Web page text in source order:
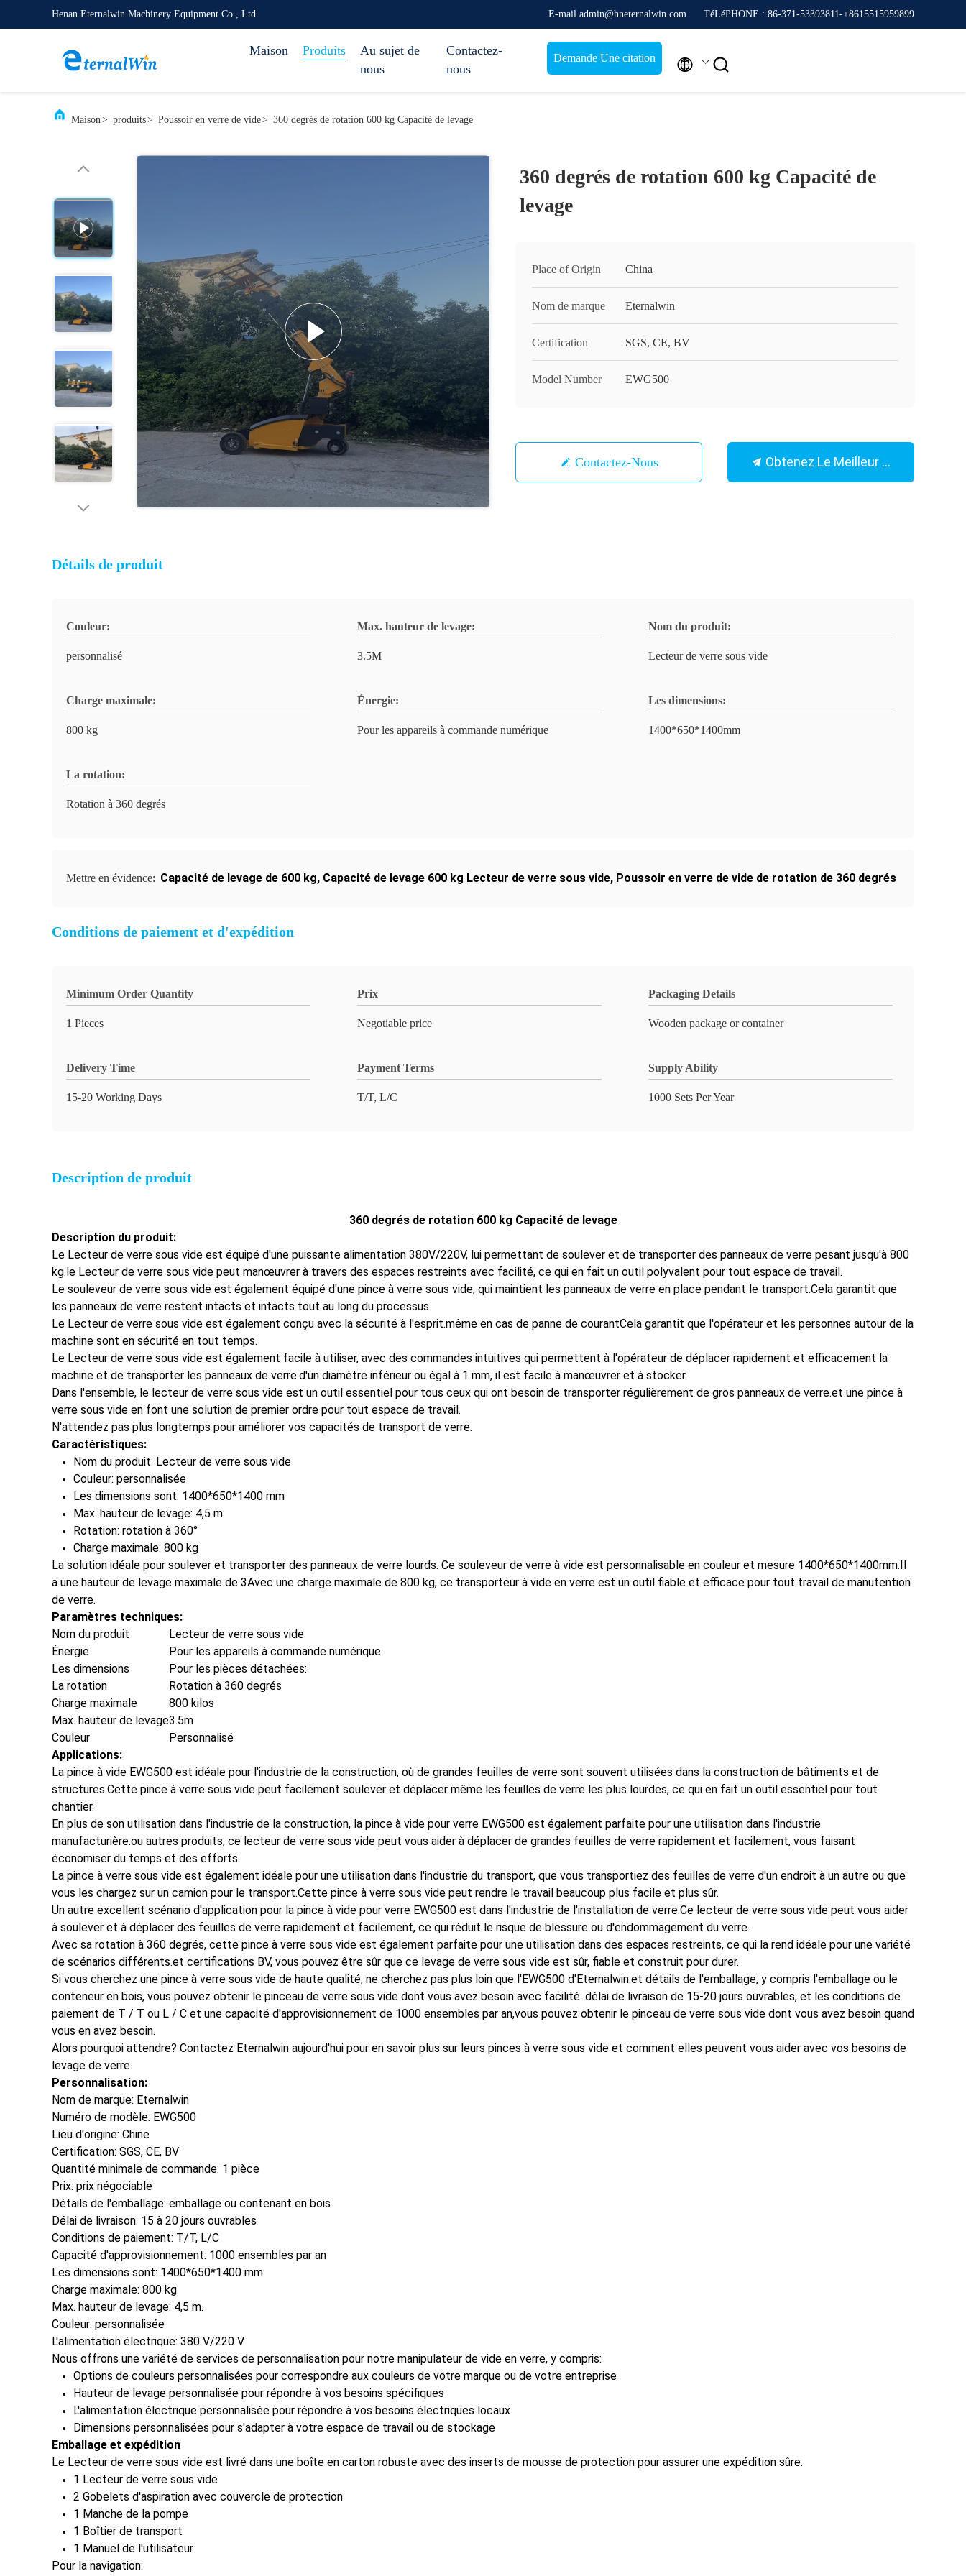
Henan Eternalwin Machinery Equipment Co., Ltd. E-mail admin@hneternalwin.com TéLéPHONE : 86-371-53393811-+8615515959899
Maison Produits
Au sujet de
nous
Contactez-
nous
Demande Une citation  
Maison> produits> Poussoir en verre de vide> 360 degrés de rotation 600 kg Capacité de levage
360 degrés de rotation 600 kg Capacité de
levage
Place of Origin China
Nom de marque Eternalwin
Certification SGS, CE, BV
Model Number EWG500
Contactez-Nous Obtenez Le Meilleur Prix
Détails de produit
Couleur:
personnalisé
Max. hauteur de levage:
3.5M
Nom du produit:
Lecteur de verre sous vide
Charge maximale:
800 kg
Énergie:
Pour les appareils à commande numérique
Les dimensions:
1400*650*1400mm
La rotation:
Rotation à 360 degrés
Mettre en évidence: Capacité de levage de 600 kg, Capacité de levage 600 kg Lecteur de verre sous vide, Poussoir en verre de vide de rotation de 360 degrés
Conditions de paiement et d'expédition
Minimum Order Quantity
1 Pieces
Prix
Negotiable price
Packaging Details
Wooden package or container
Delivery Time
15-20 Working Days
Payment Terms
T/T, L/C
Supply Ability
1000 Sets Per Year
Description de produit
360 degrés de rotation 600 kg Capacité de levage
Description du produit:
Le Lecteur de verre sous vide est équipé d'une puissante alimentation 380V/220V, lui permettant de soulever et de transporter des panneaux de verre pesant jusqu'à 800
kg.le Lecteur de verre sous vide peut manœuvrer à travers des espaces restreints avec facilité, ce qui en fait un outil polyvalent pour tout espace de travail.
Le souleveur de verre sous vide est également équipé d'une pince à verre sous vide, qui maintient les panneaux de verre en place pendant le transport.Cela garantit que
les panneaux de verre restent intacts et intacts tout au long du processus.
Le Lecteur de verre sous vide est également conçu avec la sécurité à l'esprit.même en cas de panne de courantCela garantit que l'opérateur et les personnes autour de la
machine sont en sécurité en tout temps.
Le Lecteur de verre sous vide est également facile à utiliser, avec des commandes intuitives qui permettent à l'opérateur de déplacer rapidement et efficacement la
machine et de transporter les panneaux de verre.d'un diamètre inférieur ou égal à 1 mm, il est facile à manœuvrer et à stocker.
Dans l'ensemble, le lecteur de verre sous vide est un outil essentiel pour tous ceux qui ont besoin de transporter régulièrement de gros panneaux de verre.et une pince à
verre sous vide en font une solution de premier ordre pour tout espace de travail.
N'attendez pas plus longtemps pour améliorer vos capacités de transport de verre.
Caractéristiques:
Nom du produit: Lecteur de verre sous vide
Couleur: personnalisée
Les dimensions sont: 1400*650*1400 mm
Max. hauteur de levage: 4,5 m.
Rotation: rotation à 360°
Charge maximale: 800 kg
La solution idéale pour soulever et transporter des panneaux de verre lourds. Ce souleveur de verre à vide est personnalisable en couleur et mesure 1400*650*1400mm.Il
a une hauteur de levage maximale de 3Avec une charge maximale de 800 kg, ce transporteur à vide en verre est un outil fiable et efficace pour tout travail de manutention
de verre.
Paramètres techniques:
Nom du produit
Lecteur de verre sous vide
Énergie
Pour les appareils à commande numérique
Les dimensions
Pour les pièces détachées:
La rotation
Rotation à 360 degrés
Charge maximale
800 kilos
Max. hauteur de levage3.5m
Couleur
Personnalisé
Applications:
La pince à vide EWG500 est idéale pour l'industrie de la construction, où de grandes feuilles de verre sont souvent utilisées dans la construction de bâtiments et de
structures.Cette pince à verre sous vide peut facilement soulever et déplacer même les feuilles de verre les plus lourdes, ce qui en fait un outil essentiel pour tout
chantier.
En plus de son utilisation dans l'industrie de la construction, la pince à vide pour verre EWG500 est également parfaite pour une utilisation dans l'industrie
manufacturière.ou autres produits, ce lecteur de verre sous vide peut vous aider à déplacer de grandes feuilles de verre rapidement et facilement, vous faisant
économiser du temps et des efforts.
La pince à verre sous vide est également idéale pour une utilisation dans l'industrie du transport, que vous transportiez des feuilles de verre d'un endroit à un autre ou que
vous les chargez sur un camion pour le transport.Cette pince à verre sous vide peut rendre le travail beaucoup plus facile et plus sûr.
Un autre excellent scénario d'application pour la pince à vide pour verre EWG500 est dans l'industrie de l'installation de verre.Ce lecteur de verre sous vide peut vous aider
à soulever et à déplacer des feuilles de verre rapidement et facilement, ce qui réduit le risque de blessure ou d'endommagement du verre.
Avec sa rotation à 360 degrés, cette pince à verre sous vide est également parfaite pour une utilisation dans des espaces restreints, ce qui la rend idéale pour une variété
de scénarios différents.et certifications BV, vous pouvez être sûr que ce levage de verre sous vide est sûr, fiable et construit pour durer.
Si vous cherchez une pince à verre sous vide de haute qualité, ne cherchez pas plus loin que l'EWG500 d'Eternalwin.et détails de l'emballage, y compris l'emballage ou le
conteneur en bois, vous pouvez obtenir le pinceau de verre sous vide dont vous avez besoin avec facilité. délai de livraison de 15-20 jours ouvrables, et les conditions de
paiement de T / T ou L / C et une capacité d'approvisionnement de 1000 ensembles par an,vous pouvez obtenir le pinceau de verre sous vide dont vous avez besoin quand
vous en avez besoin.
Alors pourquoi attendre? Contactez Eternalwin aujourd'hui pour en savoir plus sur leurs pinces à verre sous vide et comment elles peuvent vous aider avec vos besoins de
levage de verre.
Personnalisation:
Nom de marque: Eternalwin
Numéro de modèle: EWG500
Lieu d'origine: Chine
Certification: SGS, CE, BV
Quantité minimale de commande: 1 pièce
Prix: prix négociable
Détails de l'emballage: emballage ou contenant en bois
Délai de livraison: 15 à 20 jours ouvrables
Conditions de paiement: T/T, L/C
Capacité d'approvisionnement: 1000 ensembles par an
Les dimensions sont: 1400*650*1400 mm
Charge maximale: 800 kg
Max. hauteur de levage: 4,5 m.
Couleur: personnalisée
L'alimentation électrique: 380 V/220 V
Nous offrons une variété de services de personnalisation pour notre manipulateur de vide en verre, y compris:
Options de couleurs personnalisées pour correspondre aux couleurs de votre marque ou de votre entreprise
Hauteur de levage personnalisée pour répondre à vos besoins spécifiques
L'alimentation électrique personnalisée pour répondre à vos besoins électriques locaux
Dimensions personnalisées pour s'adapter à votre espace de travail ou de stockage
Emballage et expédition
Le Lecteur de verre sous vide est livré dans une boîte en carton robuste avec des inserts de mousse de protection pour assurer une expédition sûre.
1 Lecteur de verre sous vide
2 Gobelets d'aspiration avec couvercle de protection
1 Manche de la pompe
1 Boîtier de transport
1 Manuel de l'utilisateur
Pour la navigation: